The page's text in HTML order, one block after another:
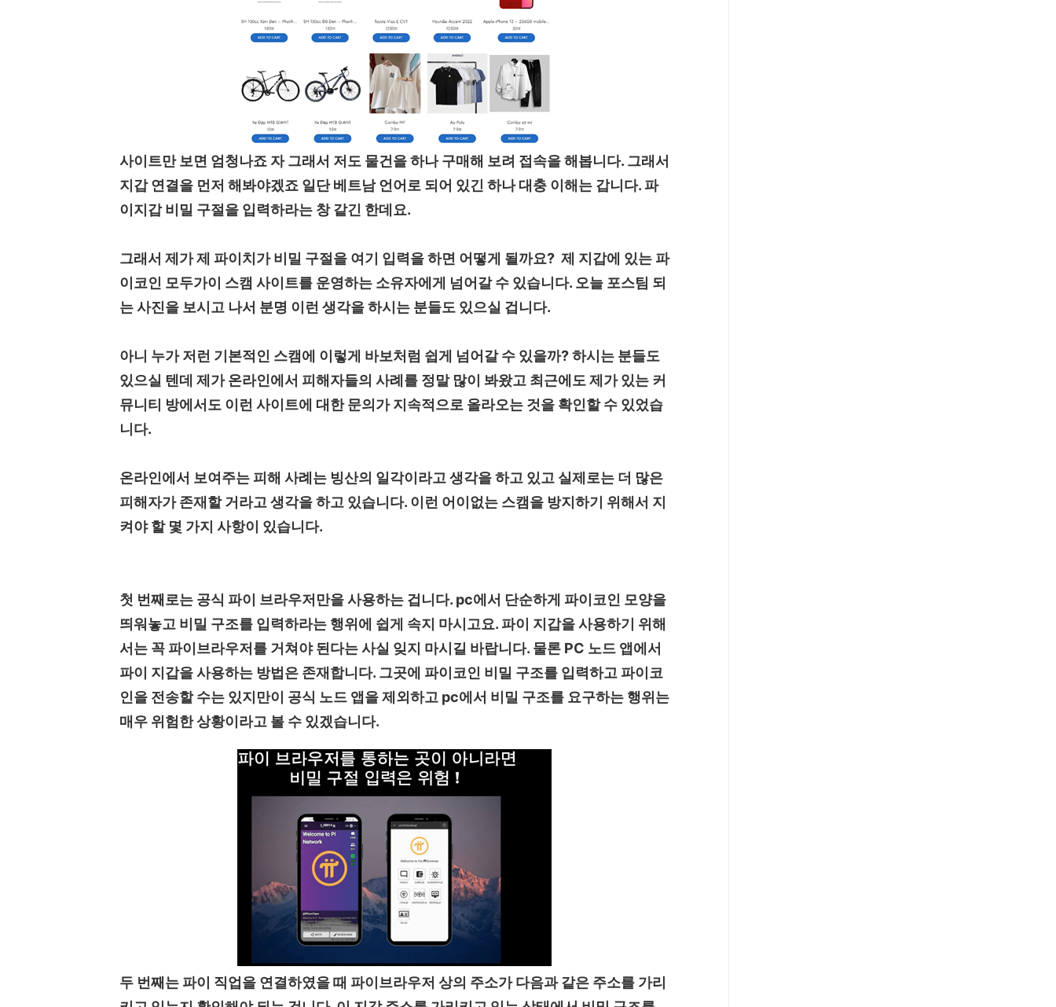
사이트만 보면 엄청나죠 자 그래서 저도 물건을 하나 구매해 보려 접속을 해봅니다. 그래서
지갑 연결을 먼저 해봐야겠죠 일단 베트남 언어로 되어 있긴 하나 대충 이해는 갑니다. 파
이지갑 비밀 구절을 입력하라는 창 같긴 한데요.
그래서 제가 제 파이치가 비밀 구절을 여기 입력을 하면 어떻게 될까요? 제 지갑에 있는 파
이코인 모두가이 스캠 사이트를 운영하는 소유자에게 넘어갈 수 있습니다. 오늘 포스팀 되
는 사진을 보시고 나서 분명 이런 생각을 하시는 분들도 있으실 겁니다.
아니 누가 저런 기본적인 스캠에 이렇게 바보처럼 쉽게 넘어갈 수 있을까? 하시는 분들도
있으실 텐데 제가 온라인에서 피해자들의 사례를 정말 많이 봐왔고 최근에도 제가 있는 커
뮤니티 방에서도 이런 사이트에 대한 문의가 지속적으로 올라오는 것을 확인할 수 있었습
니다.
온라인에서 보여주는 피해 사례는 빙산의 일각이라고 생각을 하고 있고 실제로는 더 많은
피해자가 존재할 거라고 생각을 하고 있습니다. 이런 어이없는 스캠을 방지하기 위해서 지
켜야 할 몇 가지 사항이 있습니다.
첫 번째로는 공식 파이 브라우저만을 사용하는 겁니다. pc에서 단순하게 파이코인 모양을
띄워놓고 비밀 구조를 입력하라는 행위에 쉽게 속지 마시고요. 파이 지갑을 사용하기 위해
서는 꼭 파이브라우저를 거쳐야 된다는 사실 잊지 마시길 바랍니다. 물론 PC 노드 앱에서
파이 지갑을 사용하는 방법은 존재합니다. 그곳에 파이코인 비밀 구조를 입력하고 파이코
인을 전송할 수는 있지만이 공식 노드 앱을 제외하고 pc에서 비밀 구조를 요구하는 행위는
매우 위험한 상황이라고 볼 수 있겠습니다.
두 번째는 파이 직업을 연결하였을 때 파이브라우저 상의 주소가 다음과 같은 주소를 가리